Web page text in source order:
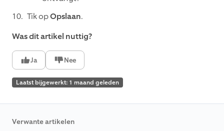
Tik opOpslaan.
Was dit artikel nuttig?
Ja Nee
Laatst bijgewerkt: 1 maand geleden
Verwante artikelen